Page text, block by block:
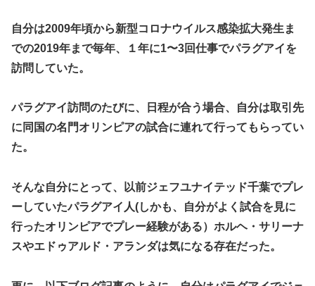
自分は2009年頃から新型コロナウイルス感染拡大発生ま
での2019年まで毎年、１年に1〜3回仕事でパラグアイを
訪問していた。
パラグアイ訪問のたびに、日程が合う場合、自分は取引先
に同国の名門オリンピアの試合に連れて行ってもらってい
た。
そんな自分にとって、以前ジェフユナイテッド千葉でプレ
ーしていたパラグアイ人(しかも、自分がよく試合を見に
行ったオリンピアでプレー経験がある）ホルヘ・サリーナ
スやエドゥアルド・アランダは気になる存在だった。